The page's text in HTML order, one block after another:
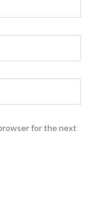
for the next